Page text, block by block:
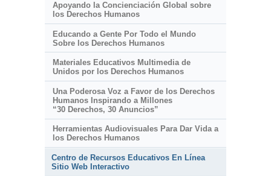
Apoyando la Concienciación Global sobre
los Derechos Humanos
Educando a Gente Por Todo el Mundo
Sobre los Derechos Humanos
Materiales Educativos Multimedia de
Unidos por los Derechos Humanos
Una Poderosa Voz a Favor de los Derechos
Humanos Inspirando a Millones
“30 Derechos, 30 Anuncios”
Herramientas Audiovisuales Para Dar Vida a
los Derechos Humanos
Centro de Recursos Educativos En Línea
Sitio Web Interactivo